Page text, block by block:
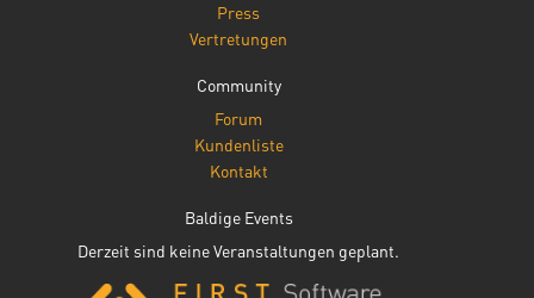
Press
Vertretungen
Community
Forum
Kundenliste
Kontakt
Baldige Events
Derzeit sind keine Veranstaltungen geplant.